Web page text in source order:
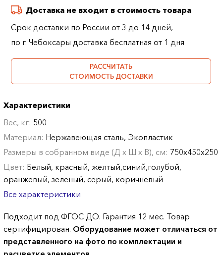
Доставка не входит в стоимость товара
Срок доставки по России от 3 до 14 дней,
по г. Чебоксары доставка бесплатная от 1 дня
РАССЧИТАТЬ
СТОИМОСТЬ ДОСТАВКИ
Характеристики
Вес, кг: 500
Материал: Нержавеющая сталь, Экопластик
Размеры в собранном виде (Д х Ш х В), см: 750х450х250
Цвет: Белый, красный, желтый,синий,голубой,
оранжевый, зеленый, серый, коричневый
Все характеристики
Подходит под ФГОС ДО. Гарантия 12 мес. Товар
сертифицирован. Оборудование может отличаться от
представленного на фото по комплектации и